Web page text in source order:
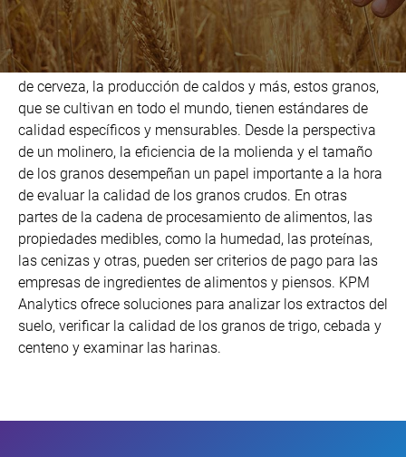
cereales similares en términos de apariencia, tienen
diversos usos en productos e ingredientes alimenticios.
Desde sus aplicaciones en la panificación, la elaboración
de cerveza, la producción de caldos y más, estos granos,
que se cultivan en todo el mundo, tienen estándares de
calidad específicos y mensurables. Desde la perspectiva
de un molinero, la eficiencia de la molienda y el tamaño
de los granos desempeñan un papel importante a la hora
de evaluar la calidad de los granos crudos. En otras
partes de la cadena de procesamiento de alimentos, las
propiedades medibles, como la humedad, las proteínas,
las cenizas y otras, pueden ser criterios de pago para las
empresas de ingredientes de alimentos y piensos. KPM
Analytics ofrece soluciones para analizar los extractos del
suelo, verificar la calidad de los granos de trigo, cebada y
centeno y examinar las harinas.